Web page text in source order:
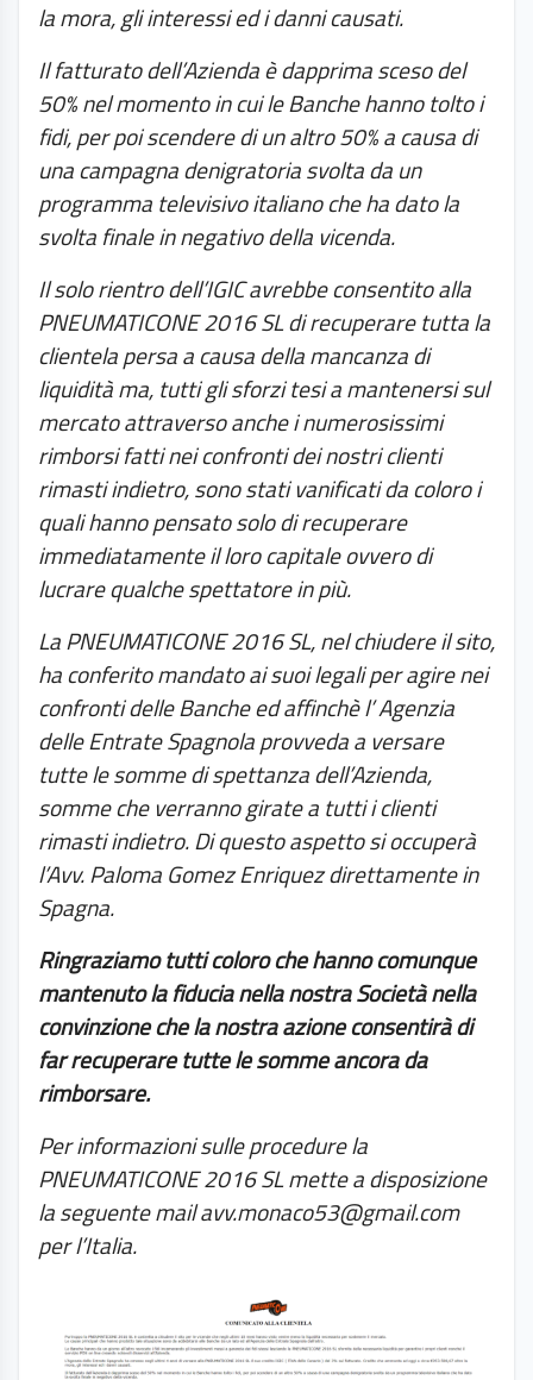
la mora, gli interessi ed i danni causati.
Il fatturato dell’Azienda è dapprima sceso del
50% nel momento in cui le Banche hanno tolto i
fidi, per poi scendere di un altro 50% a causa di
una campagna denigratoria svolta da un
programma televisivo italiano che ha dato la
svolta finale in negativo della vicenda.
Il solo rientro dell’IGIC avrebbe consentito alla
PNEUMATICONE 2016 SL di recuperare tutta la
clientela persa a causa della mancanza di
liquidità ma, tutti gli sforzi tesi a mantenersi sul
mercato attraverso anche i numerosissimi
rimborsi fatti nei confronti dei nostri clienti
rimasti indietro, sono stati vanificati da coloro i
quali hanno pensato solo di recuperare
immediatamente il loro capitale ovvero di
lucrare qualche spettatore in più.
La PNEUMATICONE 2016 SL, nel chiudere il sito,
ha conferito mandato ai suoi legali per agire nei
confronti delle Banche ed affinchè l’ Agenzia
delle Entrate Spagnola provveda a versare
tutte le somme di spettanza dell’Azienda,
somme che verranno girate a tutti i clienti
rimasti indietro. Di questo aspetto si occuperà
l’Avv. Paloma Gomez Enriquez direttamente in
Spagna.
Ringraziamo tutti coloro che hanno comunque
mantenuto la fiducia nella nostra Società nella
convinzione che la nostra azione consentirà di
far recuperare tutte le somme ancora da
rimborsare.
Per informazioni sulle procedure la
PNEUMATICONE 2016 SL mette a disposizione
la seguente mail avv.monaco53@gmail.com
per l’Italia.